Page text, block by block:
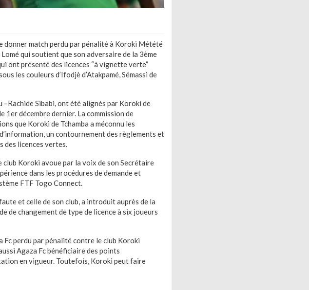
donner match perdu par pénalité à Koroki Métété
qui soutient que son adversaire de la 3ème
ont présenté des licences “à vignette verte”
les couleurs d’Ifodjè d’Atakpamé, Sémassi de
Sibabi, ont été alignés par Koroki de
1er décembre dernier. La commission de
que Koroki de Tchamba a méconnu les
un contournement des règlements et
des licences vertes.
club Koroki avoue par la voix de son Secrétaire
dans les procédures de demande et
FTF Togo Connect.
et celle de son club, a introduit auprès de la
de changement de type de licence à six joueurs
Fc perdu par pénalité contre le club Koroki
Agaza Fc bénéficiaire des points
en vigueur. Toutefois, Koroki peut faire